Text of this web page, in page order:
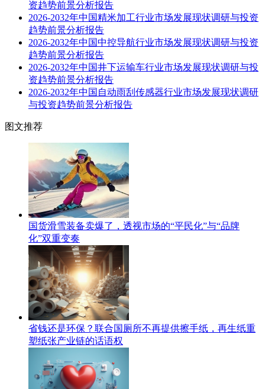
资趋势前景分析报告
2026-2032年中国精米加工行业市场发展现状调研与投资
趋势前景分析报告
2026-2032年中国中控导航行业市场发展现状调研与投资
趋势前景分析报告
2026-2032年中国井下运输车行业市场发展现状调研与投
资趋势前景分析报告
2026-2032年中国自动雨刮传感器行业市场发展现状调研
与投资趋势前景分析报告
图文推荐
国货滑雪装备卖爆了，透视市场的“平民化”与“品牌
化”双重变奏
省钱还是环保？联合国厕所不再提供擦手纸，再生纸重
塑纸张产业链的话语权